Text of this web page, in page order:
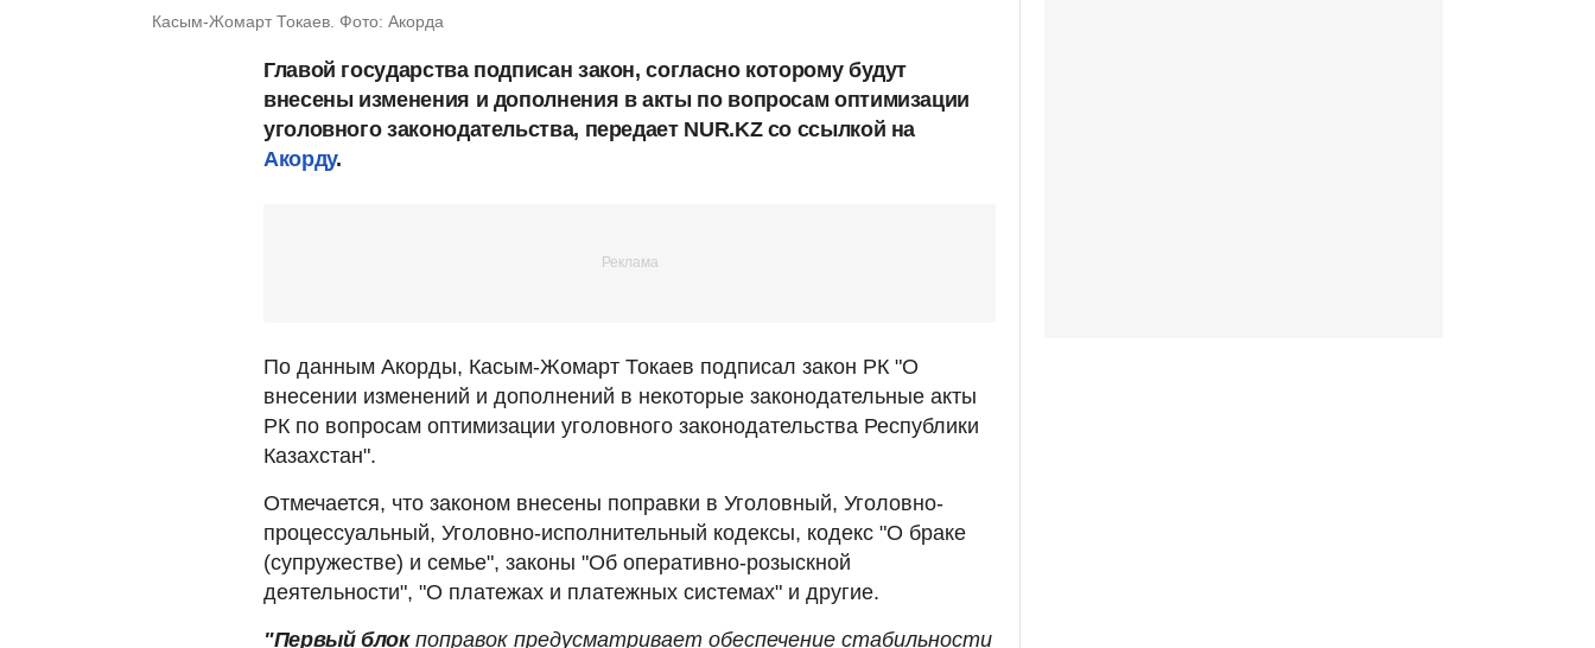
Касым-Жомарт Токаев. Фото: Акорда
Главой государства подписан закон, согласно которому будут
внесены изменения и дополнения в акты по вопросам оптимизации
уголовного законодательства, передает NUR.KZ со ссылкой на
Акорду.
По данным Акорды, Касым-Жомарт Токаев подписал закон РК "О
внесении изменений и дополнений в некоторые законодательные акты
РК по вопросам оптимизации уголовного законодательства Республики
Казахстан".
Отмечается, что законом внесены поправки в Уголовный, Уголовно-
процессуальный, Уголовно-исполнительный кодексы, кодекс "О браке
(супружестве) и семье", законы "Об оперативно-розыскной
деятельности", "О платежах и платежных системах" и другие.
"Первый блокпоправок предусматривает обеспечение стабильности